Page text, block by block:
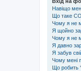
Навіщо
Що таке
Чому я не
Я щойно
Чому я не
Я давно
Я забув
Чому мені
Що робить